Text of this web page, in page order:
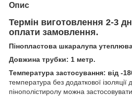
Опис
Термін виготовлення 2-3
оплати замовлення.
Пінопластова шкаралупа
Довжина трубки: 1 метр.
Температура застосування: від -
температура без додаткової
пінополістиролу можна